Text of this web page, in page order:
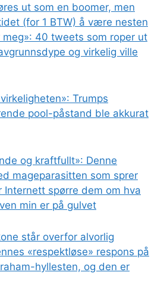
ut som en boomer, men
(for 1 BTW) å være nesten
40 tweets som roper ut
og virkelig ville
Trumps
pool-påstand ble akkurat
og kraftfullt»: Denne
mageparasitten som sprer
Internett spørre dem om hva
min er på gulvet
står overfor alvorlig
«respektløse» respons på
hyllesten, og den er